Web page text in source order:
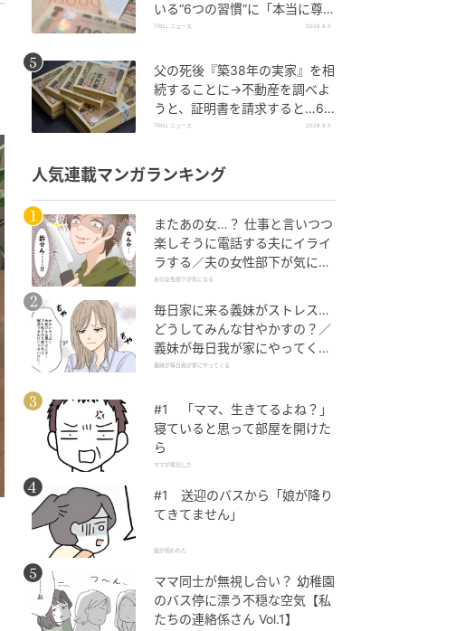
いる“6つの習慣”に「本当に尊
敬」「素晴らしい」
TRILL ニュース 2026.8.5
父の死後『築38年の実家』を相
続することに→不動産を調べよ
うと、証明書を請求すると…60
代息子が目にした“想定外の事
TRILL ニュース 2026.8.5
人気連載マンガランキング
またあの女…？ 仕事と言いつつ
楽しそうに電話する夫にイライ
ラする／夫の女性部下が気にな
る（1）【夫婦の危機 まんが】
夫の女性部下が気になる
毎日家に来る義妹がストレス…
どうしてみんな甘やかすの？／
義妹が毎日我が家にやってくる
（1）【義父母がシンドイんで
義妹が毎日我が家にやってくる
#1 「ママ、生きてるよね？」
寝ていると思って部屋を開けた
ら
ママが家出した
#1 送迎のバスから「娘が降り
てきてません」
娘が拐われた
ママ同士が無視し合い？ 幼稚園
のバス停に漂う不穏な空気【私
たちの連絡係さん Vol.1】